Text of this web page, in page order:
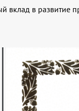
вклад в развитие